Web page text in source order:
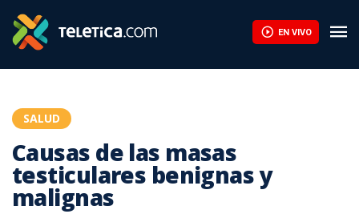
EN VIVO
SALUD
Causas de las masas
testiculares benignas y
malignas